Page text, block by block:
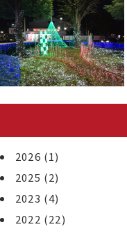
2026 (1)
2025 (2)
2023 (4)
2022 (22)